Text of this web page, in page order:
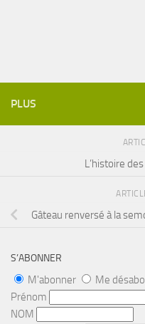
PLUS
L’histoire
Gâteau renversé à la
S’ABONNER
M'abonner
Me
Prénom
NOM